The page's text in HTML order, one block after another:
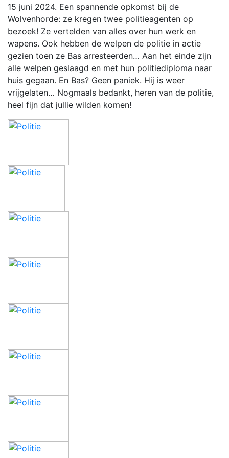
15 juni 2024. Een spannende opkomst bij de
Wolvenhorde: ze kregen twee politieagenten op
bezoek! Ze vertelden van alles over hun werk en
wapens. Ook hebben de welpen de politie in actie
gezien toen ze Bas arresteerden… Aan het einde zijn
alle welpen geslaagd en met hun politiediploma naar
huis gegaan. En Bas? Geen paniek. Hij is weer
vrijgelaten… Nogmaals bedankt, heren van de politie,
heel fijn dat jullie wilden komen!